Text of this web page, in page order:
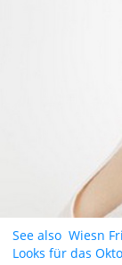
See also Wiesn
Looks für das